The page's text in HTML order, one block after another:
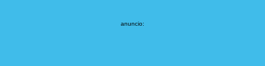
anuncio: